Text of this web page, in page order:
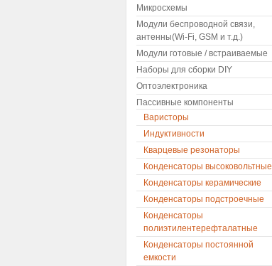
Микросхемы
Модули беспроводной связи,
антенны(Wi-Fi, GSM и т.д.)
Модули готовые / встраиваемые
Наборы для сборки DIY
Оптоэлектроника
Пассивные компоненты
Варисторы
Индуктивности
Кварцевые резонаторы
Конденсаторы высоковольтные
Конденсаторы керамические
Конденсаторы подстроечные
Конденсаторы
полиэтилентерефталатные
Конденсаторы постоянной
емкости